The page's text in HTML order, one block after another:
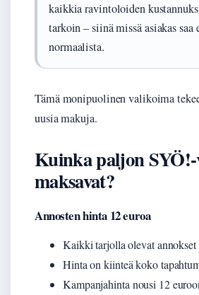
kaikkia ravintoloiden
tarkoin – siinä missä asiakas
normaalista.
Tämä monipuolinen valikoima
uusia makuja.
Kuinka paljon
maksavat?
Annosten hinta 12 euroa
Kaikki tarjolla olevat
Hinta on kiinteä koko
Kampanjahinta nousi 12